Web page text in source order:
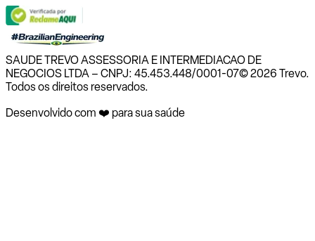
SAUDE TREVO ASSESSORIA E INTERMEDIACAO DE
NEGOCIOS LTDA – CNPJ: 45.453.448/0001-07© 2026 Trevo.
Todos os direitos reservados.
Desenvolvido com ❤️ para sua saúde